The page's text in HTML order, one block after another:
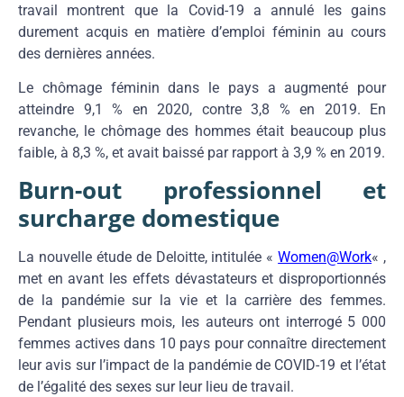
travail montrent que la Covid-19 a annulé les gains
durement acquis en matière d’emploi féminin au cours
des dernières années.
Le chômage féminin dans le pays a augmenté pour
atteindre 9,1 % en 2020, contre 3,8 % en 2019. En
revanche, le chômage des hommes était beaucoup plus
faible, à 8,3 %, et avait baissé par rapport à 3,9 % en 2019.
Burn-out professionnel et
surcharge domestique
La nouvelle étude de Deloitte, intitulée «Women@Work« ,
met en avant les effets dévastateurs et disproportionnés
de la pandémie sur la vie et la carrière des femmes.
Pendant plusieurs mois, les auteurs ont interrogé 5 000
femmes actives dans 10 pays pour connaître directement
leur avis sur l’impact de la pandémie de COVID-19 et l’état
de l’égalité des sexes sur leur lieu de travail.